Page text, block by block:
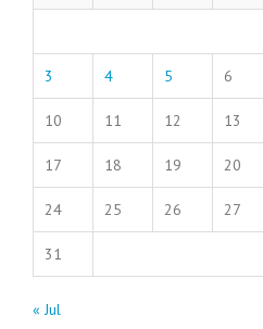
3 4 5 6
10 11 12 13
17 18 19 20
24 25 26 27
31
« Jul